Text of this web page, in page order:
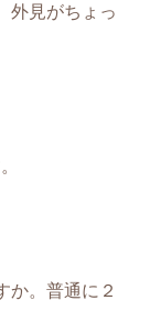
外見がちょっ
か。普通に２